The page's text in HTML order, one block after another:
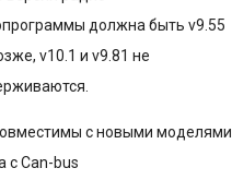
должна быть v9.55
v10.1 и v9.81 не
с новыми моделями
с Can-bus